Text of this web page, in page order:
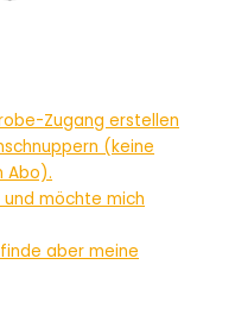
Zugang erstellen
(keine
Abo).
möchte mich
aber meine